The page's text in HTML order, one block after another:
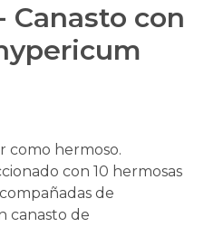
Canasto con
como hermoso.
con 10 hermosas
de
canasto de